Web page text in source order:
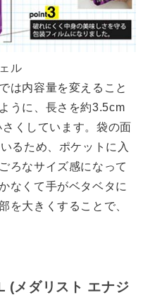
ル
は内容量を変えること
うに、長さを約3.5cm
くしています。袋の面
るため、ポケットに入
ろなサイズ感になって
なくて手がベタベタに
を大きくすることで、
(メダリスト エナジ